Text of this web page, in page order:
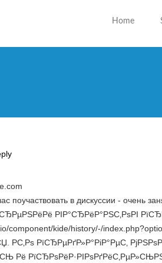
Home
поучаствовать в дискуссии - очень
РІР°СЂРёР°РЅС‚РѕРІ
component/kide/history/-/
Р­С‚Рѕ РїСЂРµРґР»Р°РіР°РµС‚
Рё